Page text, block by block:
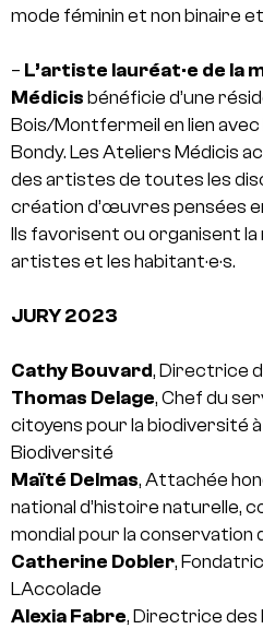
mode féminin et non binaire et
– L’artiste lauréat·e de la
Médicis bénéficie d’une
Bois/Montfermeil en lien
Bondy. Les Ateliers Médicis
des artistes de toutes les
création d’œuvres pensées
Ils favorisent ou organisent
artistes et les habitant·e·s.
JURY 2023
Cathy Bouvard, Directrice
Thomas Delage, Chef du
citoyens pour la biodiversité à
Biodiversité
Maïté Delmas, Attachée
national d’histoire naturelle,
mondial pour la conservation
Catherine Dobler,
LAccolade
Alexia Fabre, Directrice des